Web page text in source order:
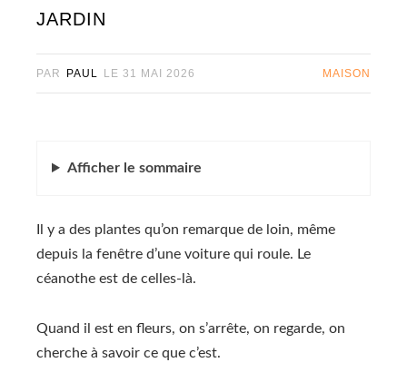
JARDIN
PAR PAUL LE 31 MAI 2026 MAISON
Afficher le sommaire
Il y a des plantes qu’on remarque de loin, même
depuis la fenêtre d’une voiture qui roule. Le
céanothe est de celles-là.
Quand il est en fleurs, on s’arrête, on regarde, on
cherche à savoir ce que c’est.